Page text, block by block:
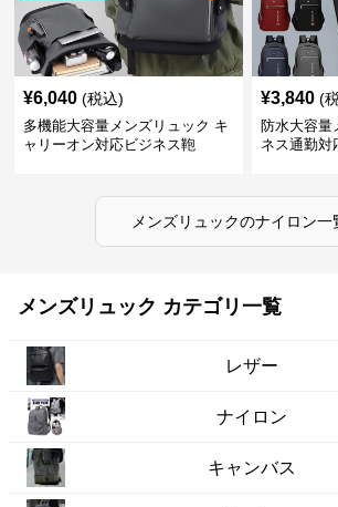
¥6,040 (税込)
多機能大容量メンズリュック キ
ャリーオン対応ビジネス鞄
¥3,840 (
防水大容量
ネス通勤対
メンズリュックのナイロン一
メンズリュック カテゴリ一覧
レザー
ナイロン
キャンバス